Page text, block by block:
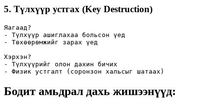
5. Түлхүүр устгах (Key Destruction)
Яагаад?
- Түлхүүр ашиглахаа больсон үед
- Төхөөрөмжийг зарах үед
Хэрхэн?
- Түлхүүрийг олон дахин бичих
- Физик устгалт (соронзон хальсыг шатаах)
Бодит амьдрал дахь жишээнүүд: